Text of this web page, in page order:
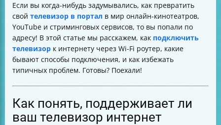
Настройка сети на популярных брендах телевизоров
Что делать, если нет LAN-порта или прямого
подключения
Типичные проблемы с Wi-Fi и как их решить
Как проверить работоспособность интернета на
телевизоре
Советы по оптимизации домашней сети для
телевизора
Визуальные подсказки и дополнительные материалы
Итоговая таблица по подключению к интернету
Если вы когда-нибудь задумывались, как превратить
свой телевизор в портал в мир онлайн-кинотеатров,
YouTube и стриминговых сервисов, то вы попали по
адресу! В этой статье мы расскажем, как подключить
телевизор к интернету через Wi-Fi роутер, какие
бывают способы подключения, и как избежать
типичных проблем. Готовы? Поехали!
Как понять, поддерживает ли
ваш телевизор интернет